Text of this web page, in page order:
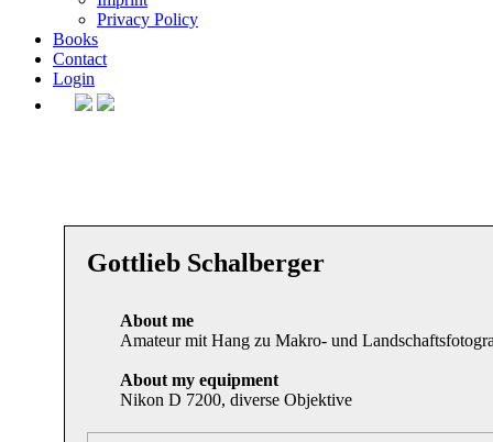
Privacy Policy
Books
Contact
Login
Gottlieb Schalberger
About me
Amateur mit Hang zu Makro- und
About my equipment
Nikon D 7200, diverse Objektive